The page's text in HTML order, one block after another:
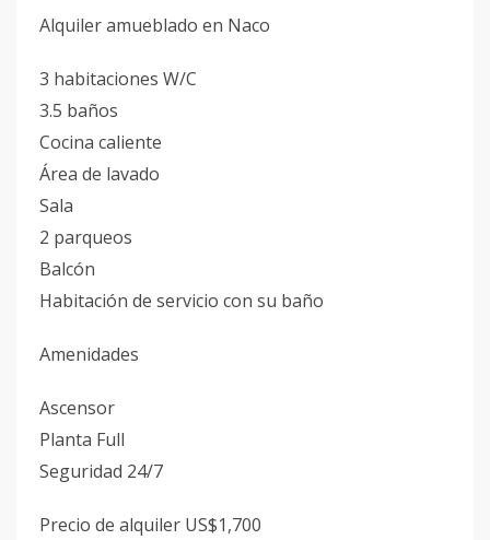
Alquiler amueblado en Naco
3 habitaciones W/C
3.5 baños
Cocina caliente
Área de lavado
Sala
2 parqueos
Balcón
Habitación de servicio con su baño
Amenidades
Ascensor
Planta Full
Seguridad 24/7
Precio de alquiler US$1,700